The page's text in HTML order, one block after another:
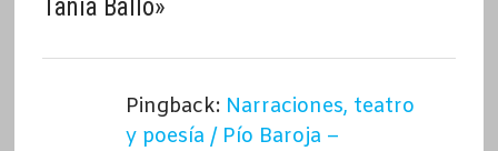
Tània Balló»
Pingback: Narraciones, teatro
y poesía / Pío Baroja –